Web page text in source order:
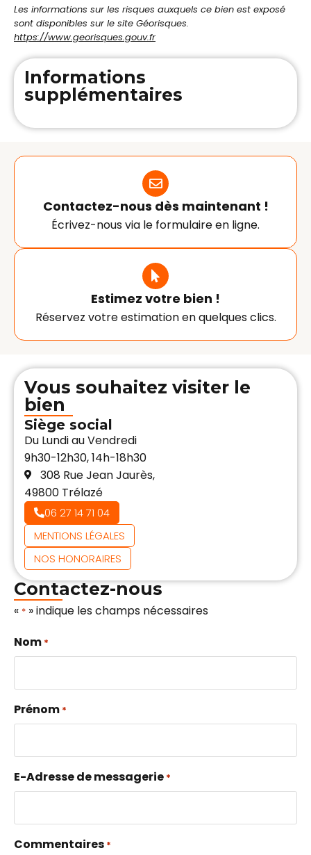
Les informations sur les risques auxquels ce bien est exposé
sont disponibles sur le site Géorisques.
https://www.georisques.gouv.fr
Informations
supplémentaires
Contactez-nous dès maintenant !
Écrivez-nous via le formulaire en ligne.
Estimez votre bien !
Réservez votre estimation en quelques clics.
Vous souhaitez visiter le
bien
Siège social
Du Lundi au Vendredi
9h30-12h30, 14h-18h30
308 Rue Jean Jaurès,
49800 Trélazé
06 27 14 71 04
MENTIONS LÉGALES
NOS HONORAIRES
Contactez-nous
« * » indique les champs nécessaires
Nom *
Prénom *
E-Adresse de messagerie *
Commentaires *